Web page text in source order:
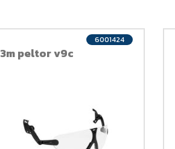
3m peltor v9c
6001424